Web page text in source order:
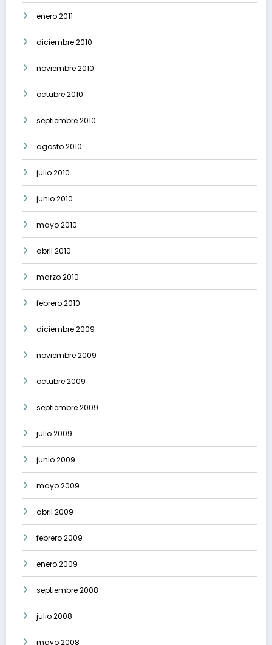
enero 2011
diciembre 2010
noviembre 2010
octubre 2010
septiembre 2010
agosto 2010
julio 2010
junio 2010
mayo 2010
abril 2010
marzo 2010
febrero 2010
diciembre 2009
noviembre 2009
octubre 2009
septiembre 2009
julio 2009
junio 2009
mayo 2009
abril 2009
febrero 2009
enero 2009
septiembre 2008
julio 2008
mayo 2008